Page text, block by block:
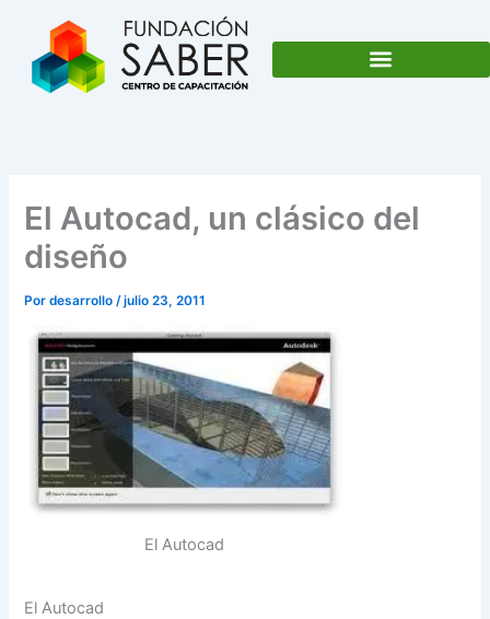
contenido
El Autocad, un clásico del
diseño
Pordesarrollo/julio 23, 2011
El Autocad
El Autocad